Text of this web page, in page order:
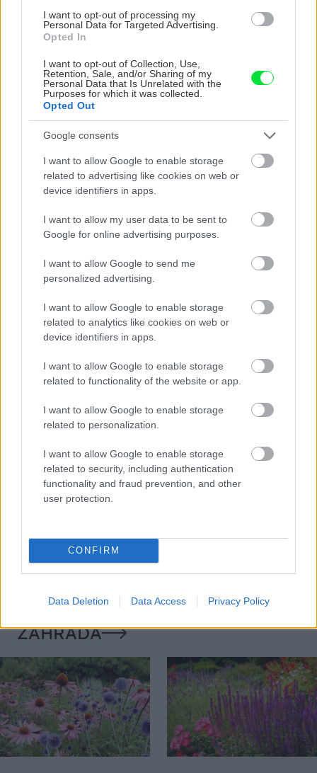
I want to opt-out of processing my
Personal Data for Targeted Advertising.
Opted In
I want to opt-out of Collection, Use,
Retention, Sale, and/or Sharing of my
Personal Data that Is Unrelated with the
Purposes for which it was collected.
Opted Out
Google consents
I want to allow Google to enable storage
related to advertising like cookies on web or
device identifiers in apps.
I want to allow my user data to be sent to
Google for online advertising purposes.
I want to allow Google to send me
personalized advertising.
I want to allow Google to enable storage
related to analytics like cookies on web or
device identifiers in apps.
I want to allow Google to enable storage
related to functionality of the website or app.
I want to allow Google to enable storage
related to personalization.
I want to allow Google to enable storage
related to security, including authentication
functionality and fraud prevention, and other
user protection.
CONFIRM
Data Deletion Data Access Privacy Policy
Mia
18. novembra 2015 o 16:44
A čo tak dať dobrý hustejší sirup rozriedit troskou
dobrého ovocného čaju?Tych farbív je tam veľa a
sirup to pekne zafarbí
Odpovedať
Miroslava Miňa Repková
20. decembra 2015 o 20:49
Odpovedať
evika
20. februára 2016 o 10:08
Dobrý deň, niekedy je dobré uviesť aj veľkosť plechu
na ktorý je daný recept, pretože ne veľkom plechu sa
takýto koláčik nepodarí. Treba zmeniť dávkovanie
ktorá pritiahne pohľady?
Vyrobte si takéto masívne
orechové svietidlo
potrubia v
ZÁHRADA